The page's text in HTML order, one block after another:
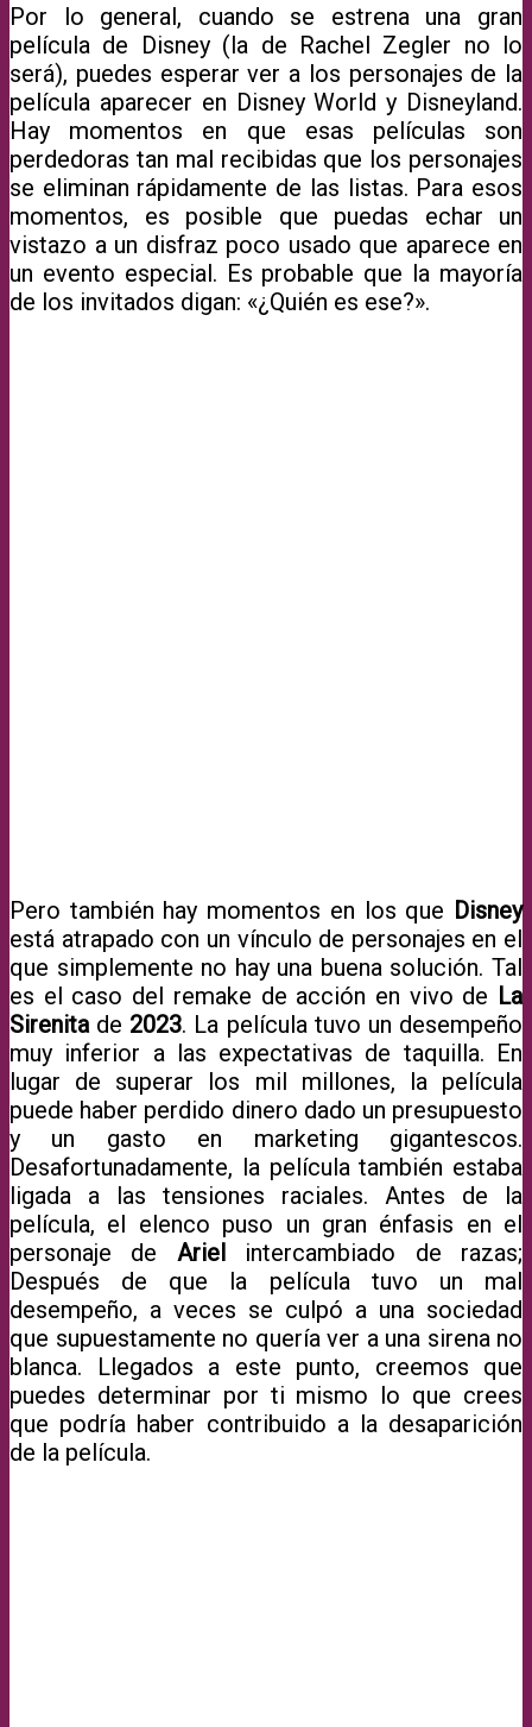
Por lo general, cuando se estrena una gran
película de Disney (la de Rachel Zegler no lo
será), puedes esperar ver a los personajes de la
película aparecer en Disney World y Disneyland.
Hay momentos en que esas películas son
perdedoras tan mal recibidas que los personajes
se eliminan rápidamente de las listas. Para esos
momentos, es posible que puedas echar un
vistazo a un disfraz poco usado que aparece en
un evento especial. Es probable que la mayoría
de los invitados digan: «¿Quién es ese?».
Pero también hay momentos en los que Disney
está atrapado con un vínculo de personajes en el
que simplemente no hay una buena solución. Tal
es el caso del remake de acción en vivo de La
Sirenita de 2023. La película tuvo un desempeño
muy inferior a las expectativas de taquilla. En
lugar de superar los mil millones, la película
puede haber perdido dinero dado un presupuesto
y un gasto en marketing gigantescos.
Desafortunadamente, la película también estaba
ligada a las tensiones raciales. Antes de la
película, el elenco puso un gran énfasis en el
personaje de Ariel intercambiado de razas;
Después de que la película tuvo un mal
desempeño, a veces se culpó a una sociedad
que supuestamente no quería ver a una sirena no
blanca. Llegados a este punto, creemos que
puedes determinar por ti mismo lo que crees
que podría haber contribuido a la desaparición
de la película.